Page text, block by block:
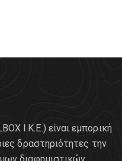
Ι.Κ.Ε.) είναι εμπορική
δραστηριότητες την